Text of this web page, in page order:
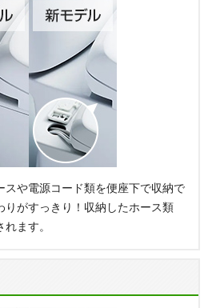
スや電源コード類を便座下で収納で
りがすっきり！収納したホース類
ます。